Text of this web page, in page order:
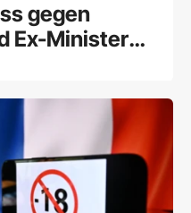
gegen
Ex-Minister